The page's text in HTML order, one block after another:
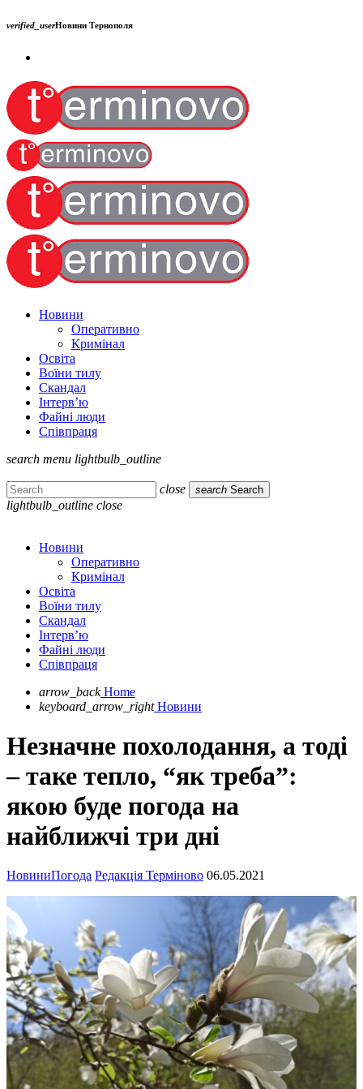
verified_userНовини Тернополя
Новини
Оперативно
Кримінал
Освіта
Воїни тилу
Скандал
Інтерв’ю
Файні люди
Співпраця
search menu lightbulb_outline
close search Search
lightbulb_outline close
Новини
Оперативно
Кримінал
Освіта
Воїни тилу
Скандал
Інтерв’ю
Файні люди
Співпраця
arrow_back Home
keyboard_arrow_right Новини
Незначне похолодання, а тоді
– таке тепло, “як треба”:
якою буде погода на
найближчі три дні
НовиниПогода Редакція Терміново 06.05.2021